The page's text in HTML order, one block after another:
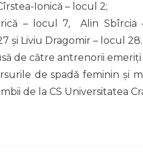
Ionică – locul 2;
– locul 7, Alin Sbîrcia
și Liviu Dragomir – locul 28.
de către antrenorii
de spadă feminin și
de la CS Universitatea